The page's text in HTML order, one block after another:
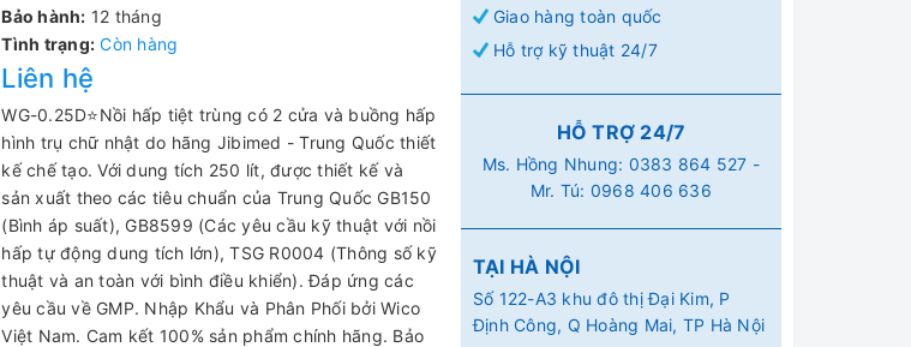
Bảo hành: 12 tháng
Tình trạng: Còn hàng
Liên hệ
WG-0.25D⭐Nồi hấp tiệt trùng có 2 cửa và buồng hấp
hình trụ chữ nhật do hãng Jibimed - Trung Quốc thiết
kế chế tạo. Với dung tích 250 lít, được thiết kế và
sản xuất theo các tiêu chuẩn của Trung Quốc GB150
(Bình áp suất), GB8599 (Các yêu cầu kỹ thuật với nồi
hấp tự động dung tích lớn), TSG R0004 (Thông số kỹ
thuật và an toàn với bình điều khiển). Đáp ứng các
yêu cầu về GMP. Nhập Khẩu và Phân Phối bởi Wico
Việt Nam. Cam kết 100% sản phẩm chính hãng. Bảo
Giao hàng toàn quốc
Hỗ trợ kỹ thuật 24/7
HỖ TRỢ 24/7
Ms. Hồng Nhung: 0383 864 527 -
Mr. Tú: 0968 406 636
TẠI HÀ NỘI
Số 122-A3 khu đô thị Đại Kim, P
Định Công, Q Hoàng Mai, TP Hà Nội